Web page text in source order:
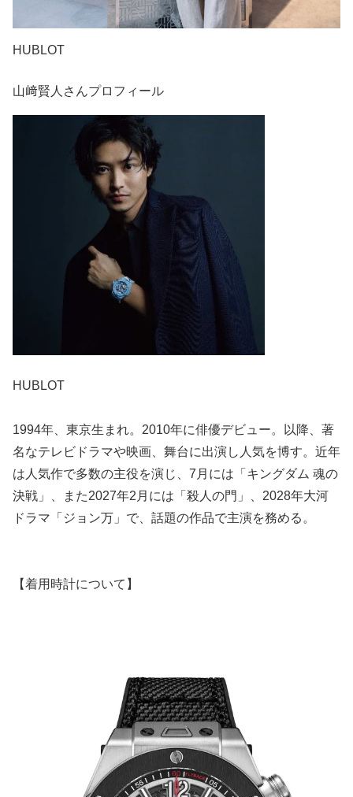
HUBLOT
山﨑賢人さんプロフィール
HUBLOT
1994年、東京生まれ。2010年に俳優デビュー。以降、著
名なテレビドラマや映画、舞台に出演し人気を博す。近年
は人気作で多数の主役を演じ、7月には「キングダム 魂の
決戦」、また2027年2月には「殺人の門」、2028年大河
ドラマ「ジョン万」で、話題の作品で主演を務める。
【着用時計について】